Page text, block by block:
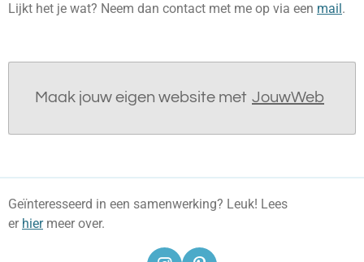
Lijkt het je wat? Neem dan contact met me op via een mail .
Maak jouw eigen website met JouwWeb
Geïnteresseerd in een samenwerking? Leuk! Lees
er hiermeer over.